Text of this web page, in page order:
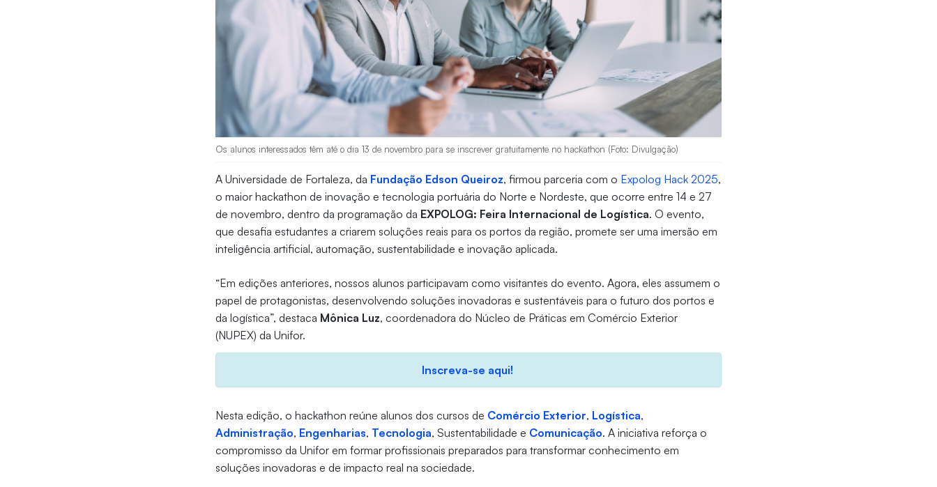
Os alunos interessados têm até o dia 13 de novembro para se inscrever gratuitamente no hackathon (Foto: Divulgação)
A Universidade de Fortaleza, da Fundação Edson Queiroz, firmou parceria com o Expolog Hack 2025,
o maior hackathon de inovação e tecnologia portuária do Norte e Nordeste, que ocorre entre 14 e 27
de novembro, dentro da programação da EXPOLOG: Feira Internacional de Logística. O evento,
que desafia estudantes a criarem soluções reais para os portos da região, promete ser uma imersão em
inteligência artificial, automação, sustentabilidade e inovação aplicada.
“Em edições anteriores, nossos alunos participavam como visitantes do evento. Agora, eles assumem o
papel de protagonistas, desenvolvendo soluções inovadoras e sustentáveis para o futuro dos portos e
da logística”, destaca Mônica Luz, coordenadora do Núcleo de Práticas em Comércio Exterior
(NUPEX) da Unifor.
Inscreva-se aqui!
Nesta edição, o hackathon reúne alunos dos cursos de Comércio Exterior, Logística,
Administração, Engenharias, Tecnologia, Sustentabilidade e Comunicação. A iniciativa reforça o
compromisso da Unifor em formar profissionais preparados para transformar conhecimento em
soluções inovadoras e de impacto real na sociedade.